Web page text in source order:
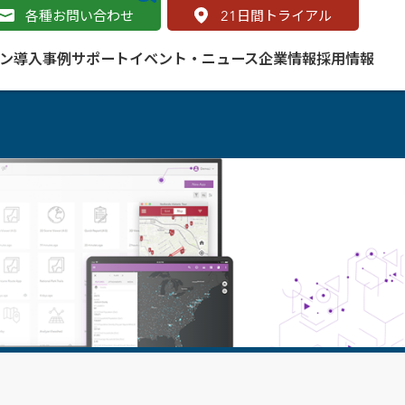
Cloud Service
のマネージドサービス
ング プラットフォーム
路
トモビリティ
導入事例 サポート
理情報システム）とは
解説
学ぼう ArcGIS
ルサイト
ぶ
スマップ用語集
イベント・ニュース企業情報採用情報
各種お問い合わせ 21 日間トライアル